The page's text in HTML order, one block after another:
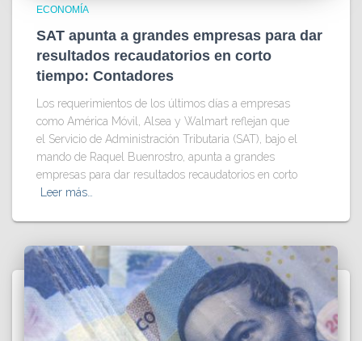
ECONOMÍA
SAT apunta a grandes empresas para dar
resultados recaudatorios en corto
tiempo: Contadores
Los requerimientos de los últimos días a empresas
como América Móvil, Alsea y Walmart reflejan que
el Servicio de Administración Tributaria (SAT), bajo el
mando de Raquel Buenrostro, apunta a grandes
empresas para dar resultados recaudatorios en corto
Leer más…